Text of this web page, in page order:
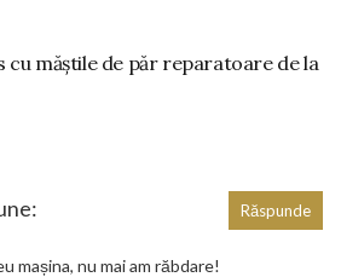
cu măștile de păr reparatoare de la
mașina, nu mai am răbdare!
Răspunde